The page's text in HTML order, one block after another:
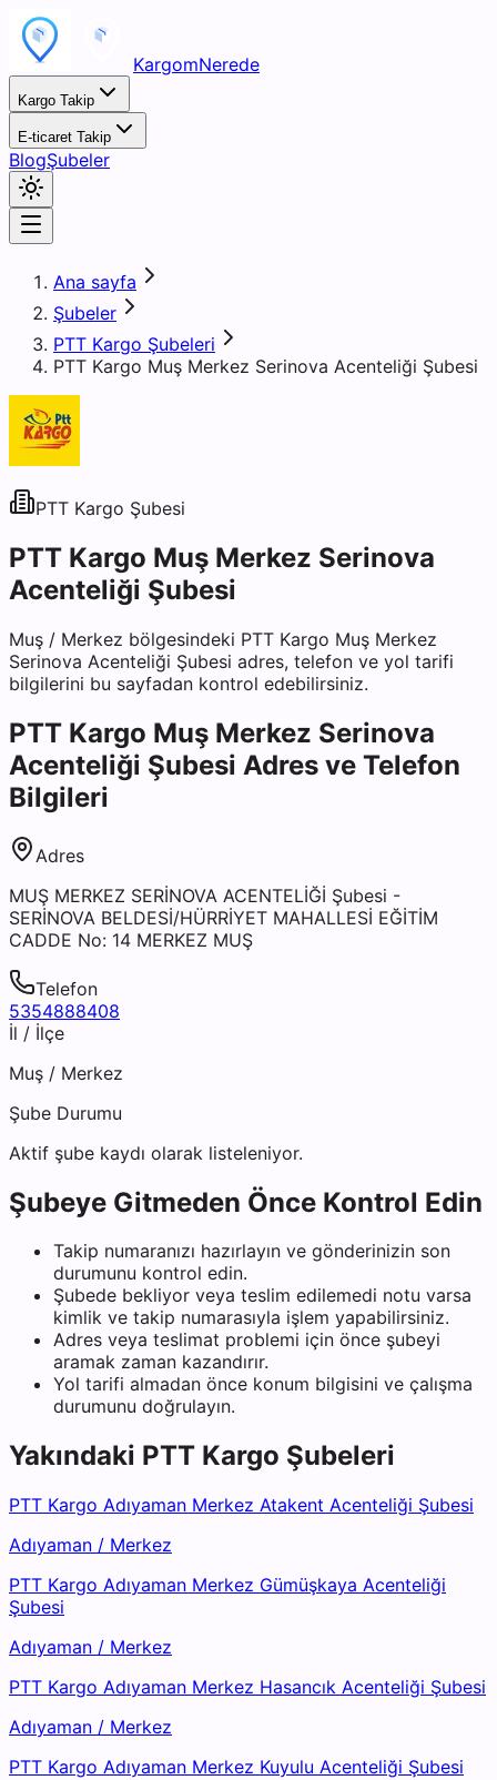
KargomNerede
Kargo Takip
E-ticaret Takip
BlogŞubeler
Ana sayfa
Şubeler
PTT Kargo Şubeleri
PTT Kargo Muş Merkez Serinova Acenteliği Şubesi
PTT Kargo Şubesi
PTT Kargo Muş Merkez Serinova
Acenteliği Şubesi
Muş / Merkez bölgesindeki PTT Kargo Muş Merkez
Serinova Acenteliği Şubesi adres, telefon ve yol tarifi
bilgilerini bu sayfadan kontrol edebilirsiniz.
PTT Kargo Muş Merkez Serinova
Acenteliği Şubesi Adres ve Telefon
Bilgileri
Adres
MUŞ MERKEZ SERİNOVA ACENTELİĞİ Şubesi -
SERİNOVA BELDESİ/HÜRRİYET MAHALLESİ EĞİTİM
CADDE No: 14 MERKEZ MUŞ
Telefon
5354888408
İl / İlçe
Muş / Merkez
Şube Durumu
Aktif şube kaydı olarak listeleniyor.
Şubeye Gitmeden Önce Kontrol Edin
Takip numaranızı hazırlayın ve gönderinizin son
durumunu kontrol edin.
Şubede bekliyor veya teslim edilemedi notu varsa
kimlik ve takip numarasıyla işlem yapabilirsiniz.
Adres veya teslimat problemi için önce şubeyi
aramak zaman kazandırır.
Yol tarifi almadan önce konum bilgisini ve çalışma
durumunu doğrulayın.
Yakındaki PTT Kargo Şubeleri
PTT Kargo Adıyaman Merkez Atakent Acenteliği Şubesi
Adıyaman / Merkez
PTT Kargo Adıyaman Merkez Gümüşkaya Acenteliği
Şubesi
Adıyaman / Merkez
PTT Kargo Adıyaman Merkez Hasancık Acenteliği Şubesi
Adıyaman / Merkez
PTT Kargo Adıyaman Merkez Kuyulu Acenteliği Şubesi